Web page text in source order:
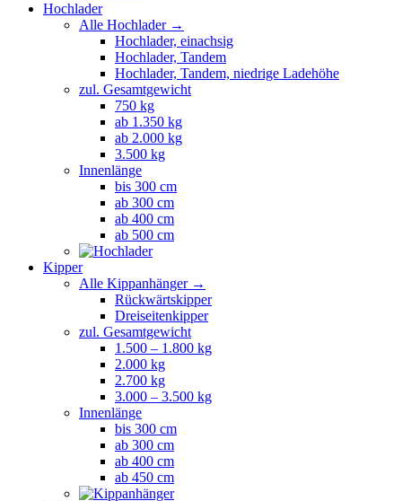
Hochlader
Alle Hochlader →
Hochlader, einachsig
Hochlader, Tandem
Hochlader, Tandem, niedrige Ladehöhe
zul. Gesamtgewicht
750 kg
ab 1.350 kg
ab 2.000 kg
3.500 kg
Innenlänge
bis 300 cm
ab 300 cm
ab 400 cm
ab 500 cm
Kipper
Alle Kippanhänger →
Rückwärtskipper
Dreiseitenkipper
zul. Gesamtgewicht
1.500 – 1.800 kg
2.000 kg
2.700 kg
3.000 – 3.500 kg
Innenlänge
bis 300 cm
ab 300 cm
ab 400 cm
ab 450 cm